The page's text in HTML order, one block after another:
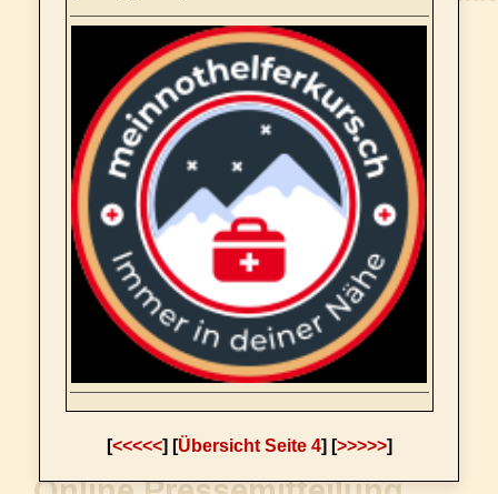
[<<<<<] [Übersicht Seite 4] [>>>>>]